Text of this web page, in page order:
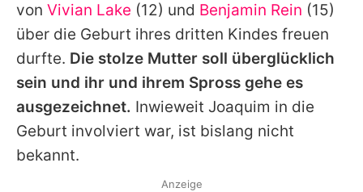
von Vivian Lake (12) und Benjamin Rein (15)
über die Geburt ihres dritten Kindes freuen
durfte. Die stolze Mutter soll überglücklich
sein und ihr und ihrem Spross gehe es
ausgezeichnet. Inwieweit Joaquim in die
Geburt involviert war, ist bislang nicht
bekannt.
Anzeige